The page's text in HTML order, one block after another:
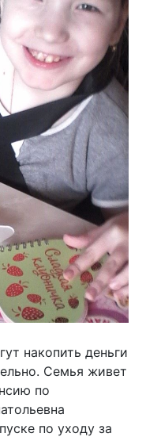
накопить деньги
Семья живет
по
по уходу за